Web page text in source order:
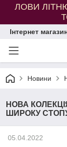
ЛОВИ
Інтернет
Новини
НОВА
ШИРОКУ
05.04.2022